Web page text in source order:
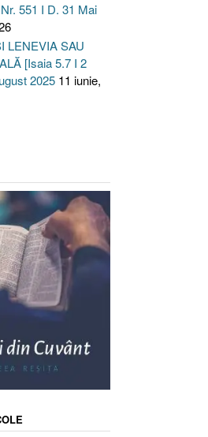
551 I D. 31 Mai
LENEVIA SAU
[Isaia 5.7 I 2
2025 11 iunie,